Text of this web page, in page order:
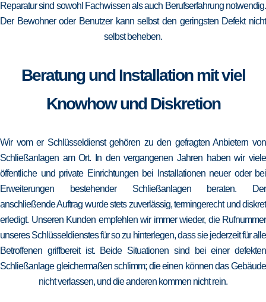
Reparatur sind sowohl Fachwissen als auch Berufserfahrung notwendig.
Der Bewohner oder Benutzer kann selbst den geringsten Defekt nicht
selbst beheben.
Beratung und Installation mit viel
Knowhow und Diskretion
Wir vom er Schlüsseldienst gehören zu den gefragten Anbietern von
Schließanlagen am Ort. In den vergangenen Jahren haben wir viele
öffentliche und private Einrichtungen bei Installationen neuer oder bei
Erweiterungen bestehender Schließanlagen beraten. Der
anschließende Auftrag wurde stets zuverlässig, termingerecht und diskret
erledigt. Unseren Kunden empfehlen wir immer wieder, die Rufnummer
unseres Schlüsseldienstes für so zu hinterlegen, dass sie jederzeit für alle
Betroffenen griffbereit ist. Beide Situationen sind bei einer defekten
Schließanlage gleichermaßen schlimm; die einen können das Gebäude
nicht verlassen, und die anderen kommen nicht rein.